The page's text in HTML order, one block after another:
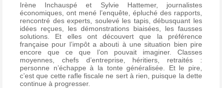
Irène Inchauspé et Sylvie Hattemer, journalistes
économiques, ont mené l’enquête, épluché des rapports,
rencontré des experts, soulevé les tapis, débusquant les
idées reçues, les démonstrations biaisées, les fausses
solutions. Et elles ont découvert que la préférence
française pour l’impôt a abouti à une situation bien pire
encore que ce que l’on pouvait imaginer. Classes
moyennes, chefs d’entreprise, héritiers, retraités :
personne n’échappe à la tonte généralisée. Et le pire,
c’est que cette rafle fiscale ne sert à rien, puisque la dette
continue à progresser.